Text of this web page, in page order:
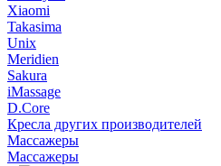
Xiaomi
Takasima
Unix
Meridien
Sakura
iMassage
D.Core
Кресла других производителей
Массажеры
Массажеры